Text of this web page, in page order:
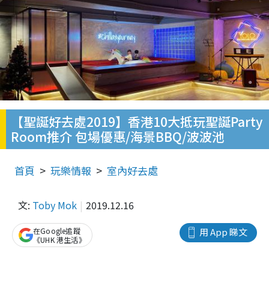
【聖誕好去處2019】香港10大抵玩聖誕Party
Room推介 包場優惠/海景BBQ/波波池
首頁 玩樂情報 室內好去處
文: Toby Mok 2019.12.16
用 App 睇文
在Google追蹤
《UHK 港生活》